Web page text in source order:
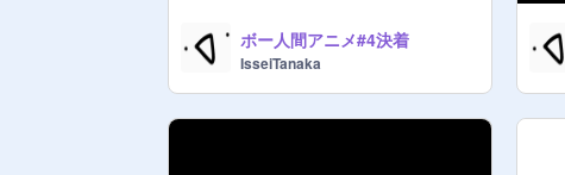
ボー人間アニメ#4決着
IsseiTanaka